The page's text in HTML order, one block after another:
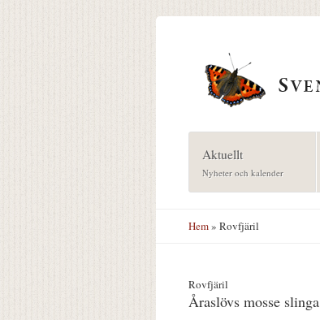
Aktuellt
Nyheter och kalender
Hem» Rovfjäril
Rovfjäril
Åraslövs mosse slinga